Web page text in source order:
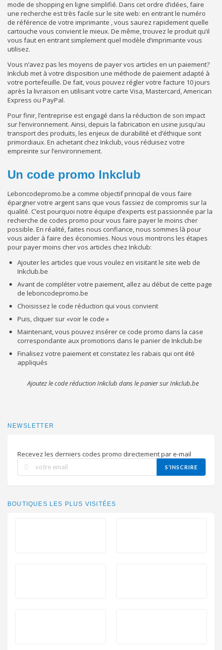
mode de shopping en ligne simplifié. Dans cet ordre d’idées, faire
une recherche est très facile sur le site web: en entrant le numéro
de référence de votre imprimante , vous saurez rapidement quelle
cartouche vous convient le mieux. De même, trouvez le produit qu’il
vous faut en entrant simplement quel modèle d’imprimante vous
utilisez.
Vous n’avez pas les moyens de payer vos articles en un paiement?
Inkclub met à votre disposition une méthode de paiement adapté à
votre portefeuille. De fait, vous pouvez régler votre facture 10 jours
après la livraison en utilisant votre carte Visa, Mastercard, American
Express ou PayPal.
Pour finir, l’entreprise est engagé dans la réduction de son impact
sur l’environnement. Ainsi, depuis la fabrication en usine jusqu’au
transport des produits, les enjeux de durabilité et d’éthique sont
primordiaux. En achetant chez Inkclub, vous réduisez votre
empreinte sur l’environnement.
Un code promo Inkclub
Leboncodepromo.be a comme objectif principal de vous faire
épargner votre argent sans que vous fassiez de compromis sur la
qualité. C’est pourquoi notre équipe d’experts est passionnée par la
recherche de codes promo pour vous faire payer le moins cher
possible. En réalité, faites nous confiance, nous sommes là pour
vous aider à faire des économies. Nous vous montrons les étapes
pour payer moins cher vos articles chez Inkclub:
Ajouter les articles que vous voulez en visitant le site web de
Inkclub.be
Avant de compléter votre paiement, allez au début de cette page
de leboncodepromo.be
Choisissez le code réduction qui vous convient
Puis, cliquer sur «voir le code »
Maintenant, vous pouvez insérer ce code promo dans la case
correspondante aux promotions dans le panier de Inkclub.be
Finalisez votre paiement et constatez les rabais qui ont été
appliqués
Ajoutez le code réduction Inkclub dans le panier sur Inkclub.be
NEWSLETTER
Recevez les derniers codes promo directement par e-mail
S’INSCRIRE
BOUTIQUES LES PLUS VISITÉES